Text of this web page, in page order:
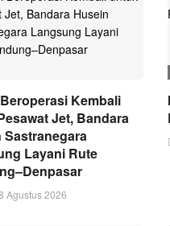
Kembali
Jet, Bandara
Sastranegara
Layani Rute
Agustus 2026